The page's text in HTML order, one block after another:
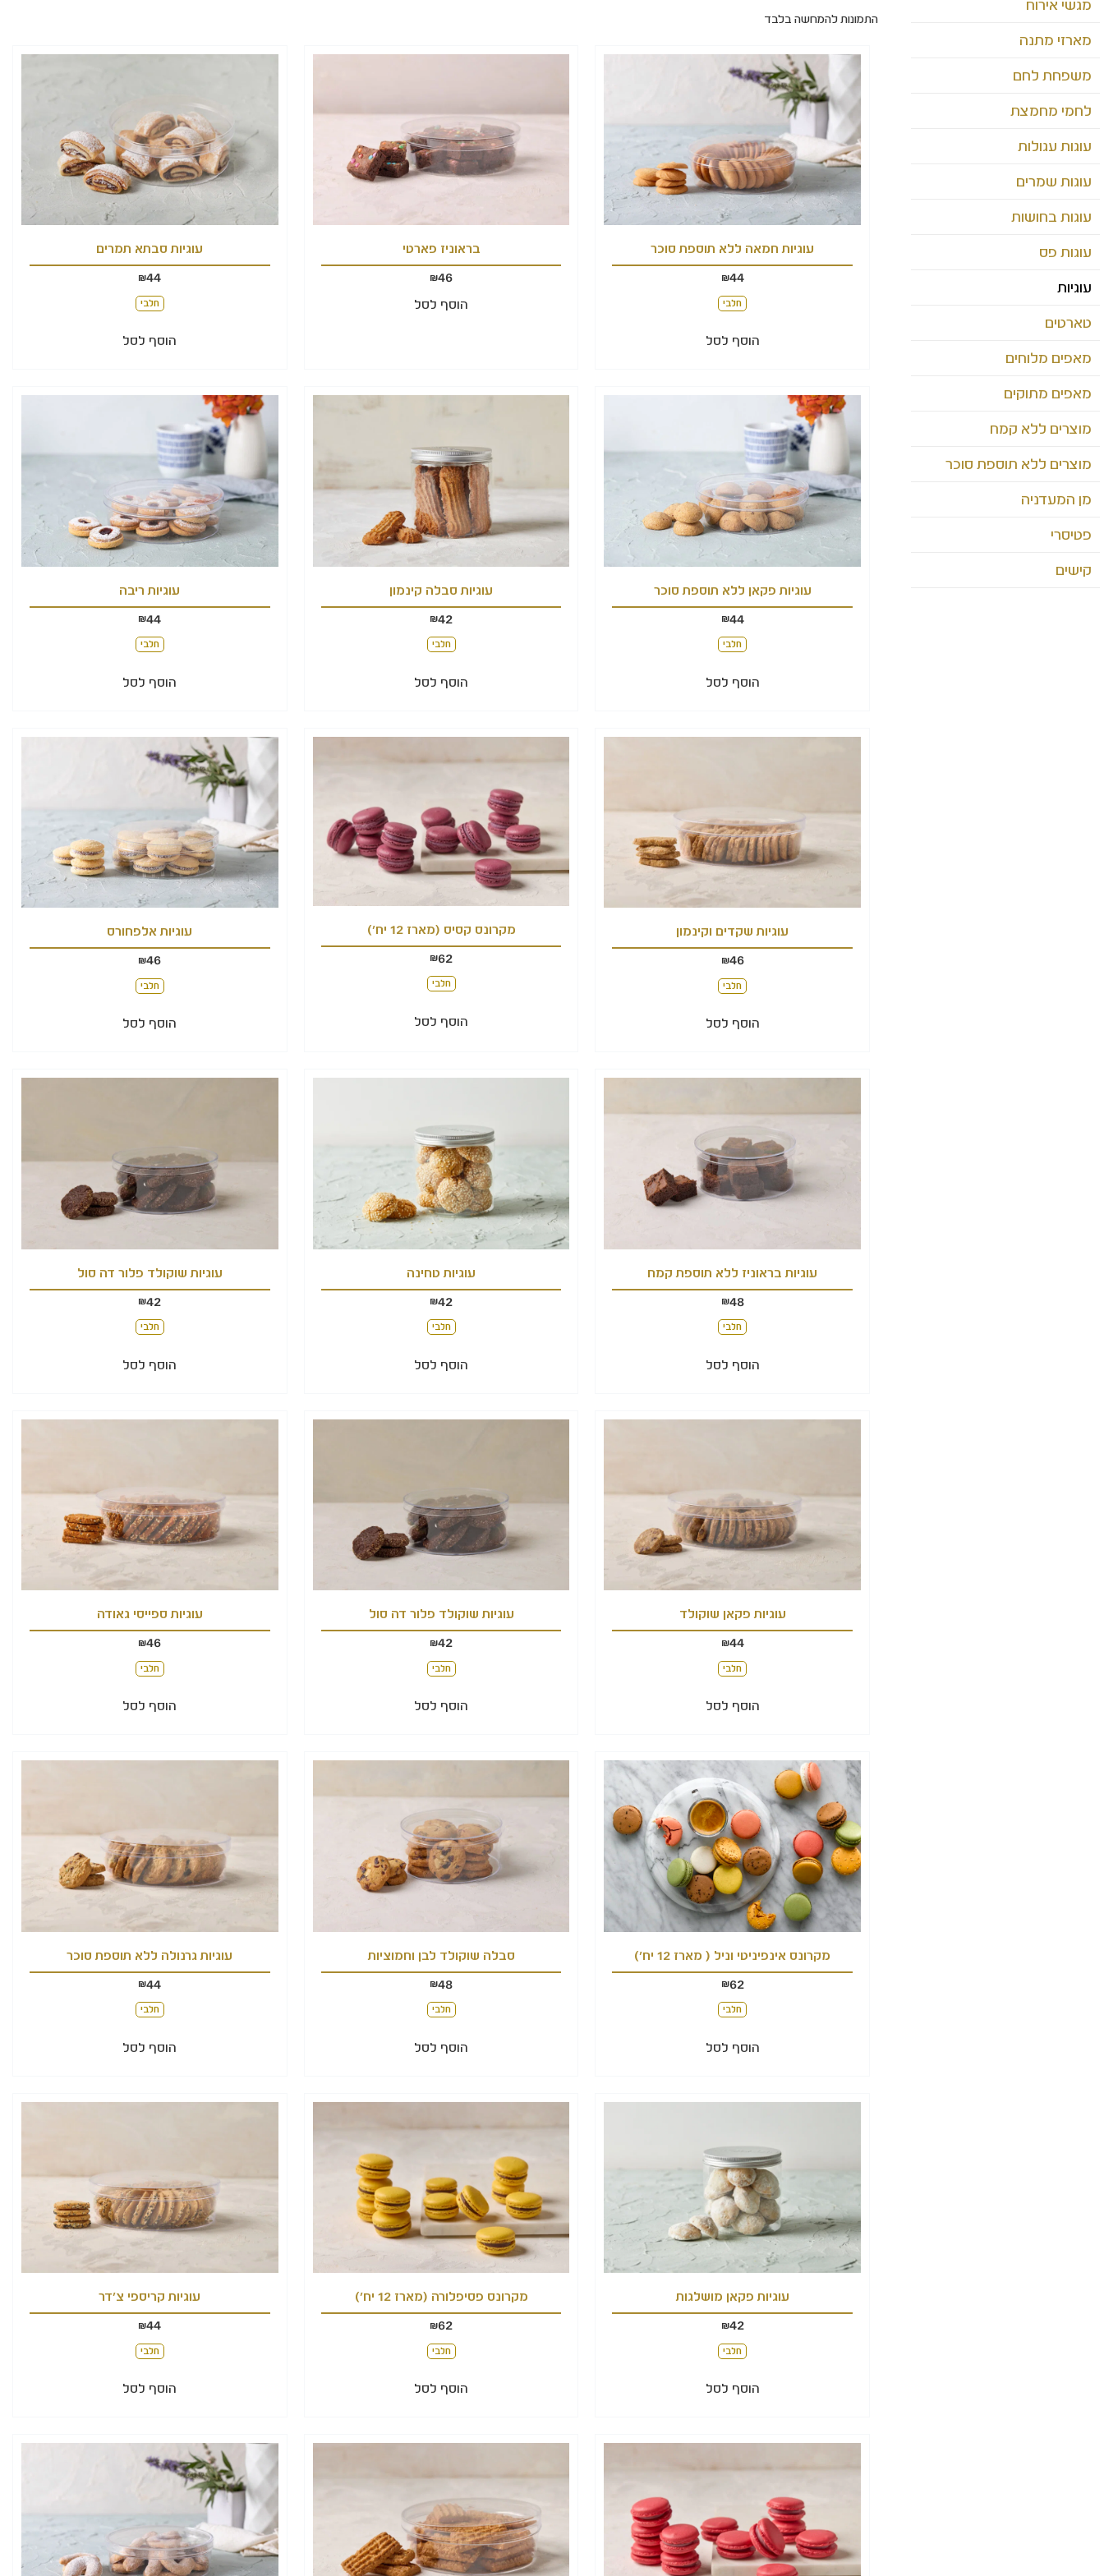
מגשי אירוח
מארזי מתנה
משפחת לחם
לחמי מחמצת
עוגות עגולות
עוגות שמרים
עוגות בחושות
עוגות פס
עוגיות
טארטים
מאפים מלוחים
מאפים מתוקים
מוצרים ללא קמח
מוצרים ללא תוספת סוכר
מן המעדניה
פטיסרי
קישים
התמונות להמחשה בלבד
עוגיות חמאה ללא תוספת סוכר
44
₪
חלבי
הוסף לסל
בראוניז פארטי
46
₪
הוסף לסל
עוגיות סבתא תמרים
44
₪
חלבי
הוסף לסל
עוגיות פקאן ללא תוספת סוכר
44
₪
חלבי
הוסף לסל
עוגיות סבלה קינמון
42
₪
חלבי
הוסף לסל
עוגיות ריבה
44
₪
חלבי
הוסף לסל
עוגיות שקדים וקינמון
46
₪
חלבי
הוסף לסל
מקרונס קסיס (מארז 12 יח')
62
₪
חלבי
הוסף לסל
עוגיות אלפחורס
46
₪
חלבי
הוסף לסל
עוגיות בראוניז ללא תוספת קמח
48
₪
חלבי
הוסף לסל
עוגיות טחינה
42
₪
חלבי
הוסף לסל
עוגיות שוקולד פלור דה סול
42
₪
חלבי
הוסף לסל
עוגיות פקאן שוקולד
44
₪
חלבי
הוסף לסל
עוגיות שוקולד פלור דה סול
42
₪
חלבי
הוסף לסל
עוגיות ספייסי גאודה
46
₪
חלבי
הוסף לסל
מקרונס אינפיניטי וניל ( מארז 12 יח')
62
₪
חלבי
הוסף לסל
סבלה שוקולד לבן וחמוציות
48
₪
חלבי
הוסף לסל
עוגיות גרנולה ללא תוספת סוכר
44
₪
חלבי
הוסף לסל
עוגיות פקאן מושלגות
42
₪
חלבי
הוסף לסל
מקרונס פסיפלורה (מארז 12 יח')
62
₪
חלבי
הוסף לסל
עוגיות קריספי צ'דר
44
₪
חלבי
הוסף לסל